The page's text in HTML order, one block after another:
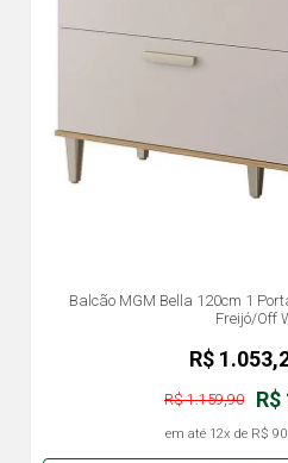
Balcão MGM Bella 120cm 1
Freijó/Off
R$
R$ 1.159,90
em até 12x de R$
R$